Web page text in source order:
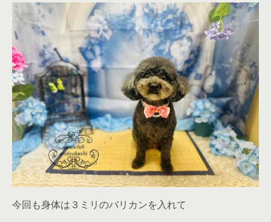
今回も身体は３ミリのバリカンを入れて